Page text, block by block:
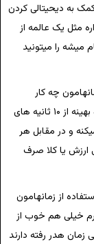
و اون هم کمک به دیحیتالی کردن
مثل یک عالمه از
میشه را میتونید
چه کار
میکنیم؟ یک نفر مثل این بنده خدا میاد و برای استفاده بهینه از ۱۰ ثانیه های
و در مقابل هر
ارزش یا کلا صرف
از زمانهامون
خیلی هم خوب از
زمان هدر رفته دارند